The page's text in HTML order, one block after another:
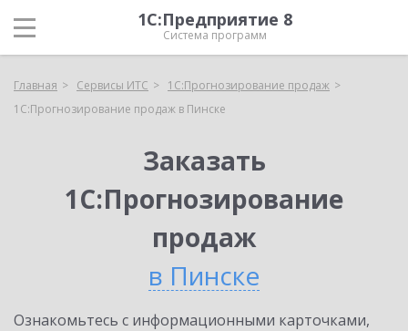
1С:Предприятие 8
Система программ
Главная Сервисы ИТС
1С:Прогнозирование продаж
1С:Прогнозирование продаж в Пинске
Заказать
1С:Прогнозирование
продаж
в Пинске
Ознакомьтесь с информационными карточками,